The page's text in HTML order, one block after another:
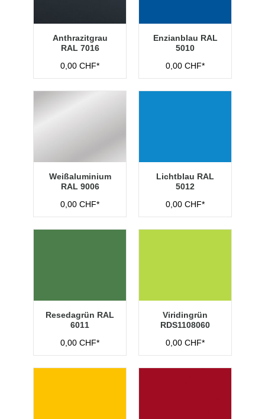
Anthrazitgrau
RAL 7016
0,00 CHF*
Enzianblau RAL
5010
0,00 CHF*
Weißaluminium
RAL 9006
0,00 CHF*
Lichtblau RAL
5012
0,00 CHF*
Resedagrün RAL
6011
0,00 CHF*
Viridingrün
RDS1108060
0,00 CHF*